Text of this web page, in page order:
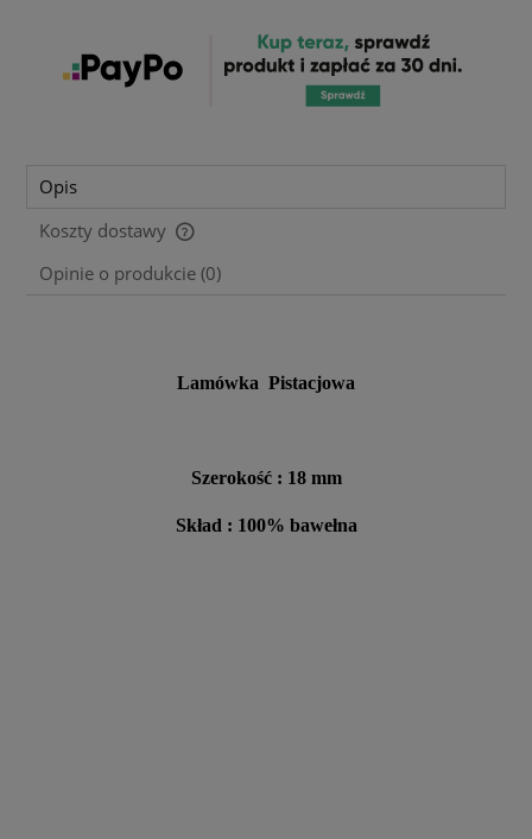
Opis
Koszty dostawy
Cena nie zawiera ewentualnych kosztów płatności
Opinie o produkcie (0)
Lamówka Pistacjowa
Szerokość : 18 mm
Skład : 100% bawełna